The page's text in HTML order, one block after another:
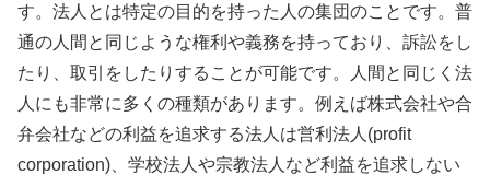
す。法人とは特定の目的を持った人の集団のことです。普
通の人間と同じような権利や義務を持っており、訴訟をし
たり、取引をしたりすることが可能です。人間と同じく法
人にも非常に多くの種類があります。例えば株式会社や合
弁会社などの利益を追求する法人は営利法人(profit
corporation)、学校法人や宗教法人など利益を追求しない